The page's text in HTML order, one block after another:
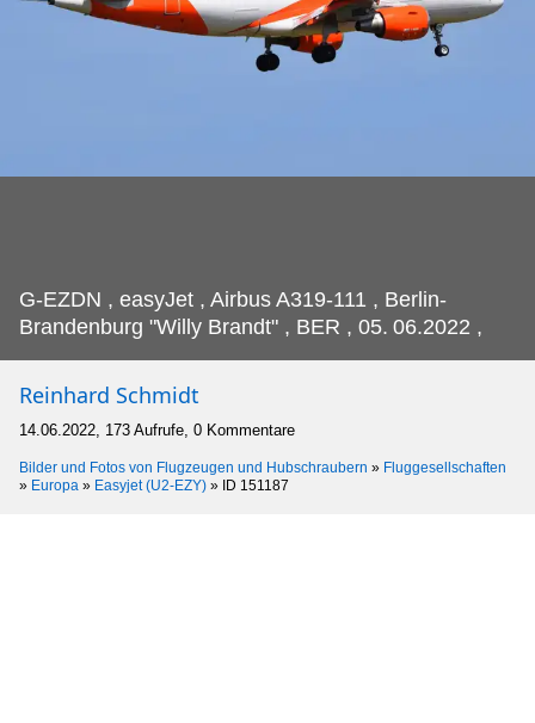
G-EZDN , easyJet , Airbus A319-111 , Berlin-
Brandenburg "Willy Brandt" , BER , 05. 06.2022 ,
Reinhard Schmidt
14.06.2022, 173 Aufrufe, 0 Kommentare
Bilder und Fotos von Flugzeugen und Hubschraubern » Fluggesellschaften
» Europa » Easyjet (U2-EZY) » ID 151187